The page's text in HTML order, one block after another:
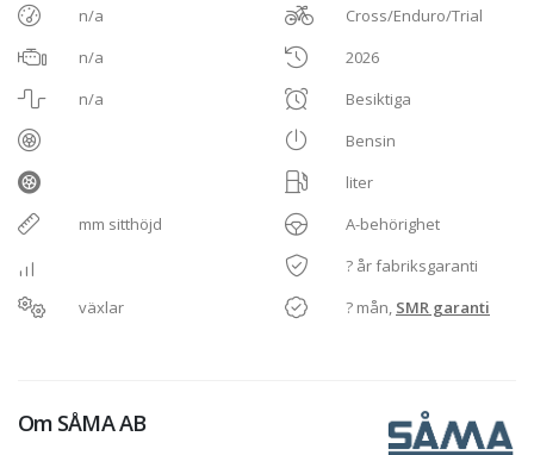
n/a
n/a
n/a
mm sitthöjd
växlar
Cross/Enduro/Trial
2026
Besiktiga
Bensin
liter
A-behörighet
? år fabriksgaranti
? mån, SMR garanti
Om SÅMA AB